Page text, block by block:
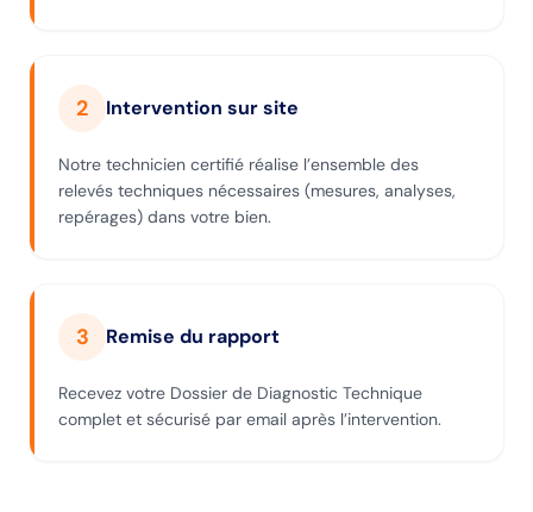
2 Intervention sur site
Notre technicien certifié réalise l’ensemble des
relevés techniques nécessaires (mesures, analyses,
repérages) dans votre bien.
3 Remise du rapport
Recevez votre Dossier de Diagnostic Technique
complet et sécurisé par email après l’intervention.